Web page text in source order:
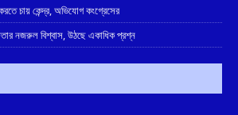
চায় কেন্দ্র, অভিযোগ কংগ্রেসের
নজরুল বিশ্বাস, উঠছে একাধিক প্রশ্ন